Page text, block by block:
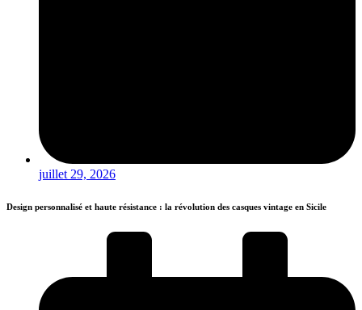
juillet 29, 2026
Design personnalisé et haute résistance : la révolution des casques vintage en Sicile